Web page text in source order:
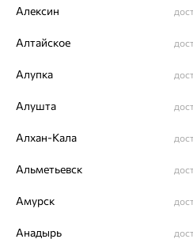
Нужна помощь
Описание
Вид изделия:
Вес:
4.3 — 4.74
Цвет металла:
Страна происхождения:
РОССИЯ
Алексин
Алтайское
Алупка
Алушта
Алхан-Кала
Альметьевск
Амурск
Анадырь